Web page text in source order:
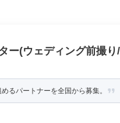
ー(ウェディング前撮
るパートナーを全国から募集。